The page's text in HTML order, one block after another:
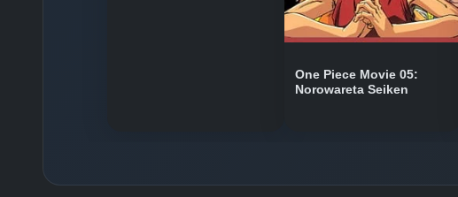
One Piece Movie 05:
Norowareta Seiken